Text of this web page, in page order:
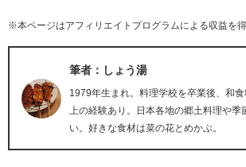
※本ページはアフィリエイトプログラムによる収益を
筆者：しょう湯
1979年生まれ。料理学校を卒業後、和
上の経験あり。日本各地の郷土料理や季
い。好きな食材は菜の花とめかぶ。